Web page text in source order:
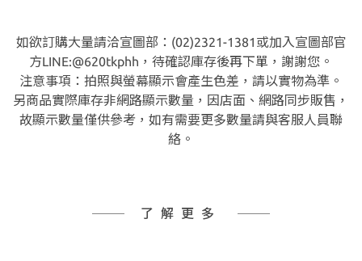
如欲訂購大量請洽宣圖部：(02)2321-1381或加入宣圖部官
方LINE:@620tkphh，待確認庫存後再下單，謝謝您。
注意事項：拍照與螢幕顯示會產生色差，請以實物為準。
另商品實際庫存非網路顯示數量，因店面、網路同步販售，
故顯示數量僅供參考，如有需要更多數量請與客服人員聯
絡。
了解更多